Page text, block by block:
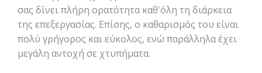
σας δίνει πλήρη ορατότητα καθ'όλη τη διάρκεια
της επεξεργασίας. Επίσης, ο καθαρισμός του είναι
πολύ γρήγορος και εύκολος, ενώ παράλληλα έχει
μεγάλη αντοχή σε χτυπήματα.